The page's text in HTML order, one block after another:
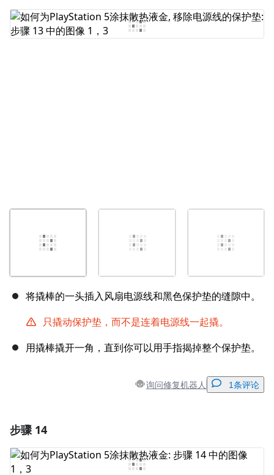
添加评论
将撬棒的一头插入风扇电源线和黑色保护垫的缝隙中。
只撬动保护垫，而不是连着电源线一起撬。
用撬棒撬开一角，直到你可以用手指揭掉整个保护垫。
询问修复机器人 1条评论
添加评论
步骤 14